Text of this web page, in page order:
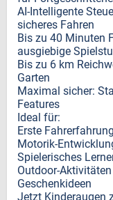
AI-Intelligente
sicheres Fahren
Bis zu 40 Minuten
ausgiebige
Bis zu 6 km
Garten
Maximal sicher:
Features
Ideal für:
Erste
Motorik-
Spielerisches
Outdoor-Aktivitäten
Geschenkideen
Jetzt Kinderaugen